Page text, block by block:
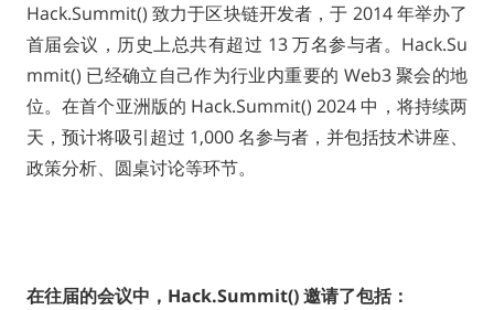
Hack.Summit() 致力于区块链开发者，于 2014 年举办了
首届会议，历史上总共有超过 13 万名参与者。Hack.Su
mmit() 已经确立自己作为行业内重要的 Web3 聚会的地
位。在首个亚洲版的 Hack.Summit() 2024 中，将持续两
天，预计将吸引超过 1,000 名参与者，并包括技术讲座、
政策分析、圆桌讨论等环节。
在往届的会议中，Hack.Summit() 邀请了包括：